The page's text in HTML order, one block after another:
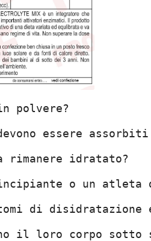
polvere?
essere
rimanere idratato?
o un atleta
di disidratazione
il loro corpo sotto